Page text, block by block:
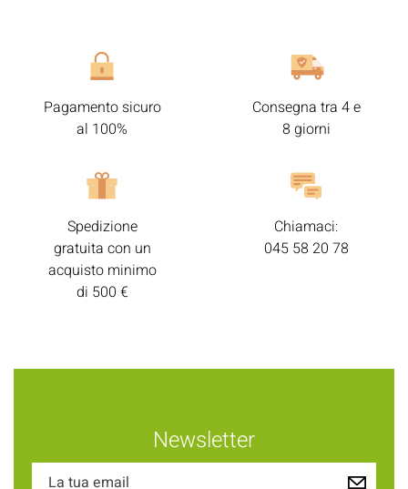
Pagamento sicuro
al 100%
Consegna tra 4 e
8 giorni
Spedizione
gratuita con un
acquisto minimo
di 500 €
Chiamaci:
045 58 20 78
Newsletter